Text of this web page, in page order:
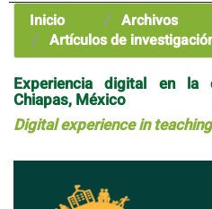
Inicio Archivos
Artículos de
Experiencia digital en la
Chiapas, México
Digital experience in
Barra